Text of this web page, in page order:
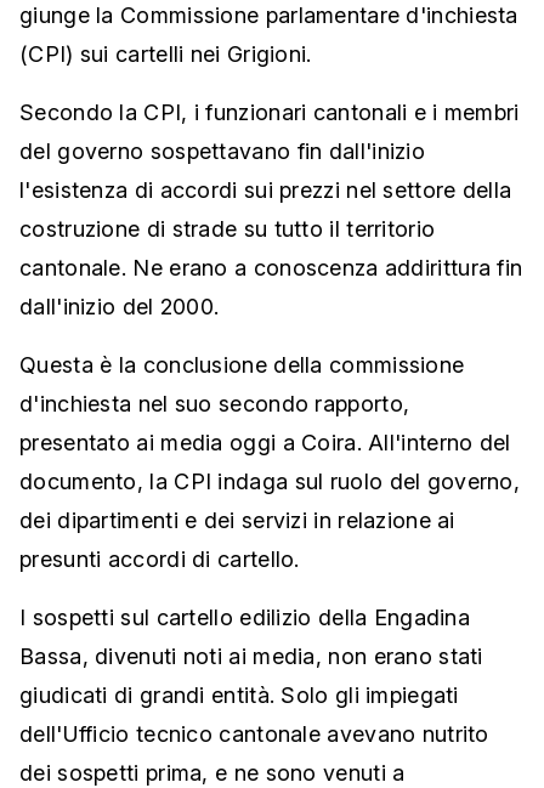
giunge la Commissione parlamentare d'inchiesta
(CPI) sui cartelli nei Grigioni.
Secondo la CPI, i funzionari cantonali e i membri
del governo sospettavano fin dall'inizio
l'esistenza di accordi sui prezzi nel settore della
costruzione di strade su tutto il territorio
cantonale. Ne erano a conoscenza addirittura fin
dall'inizio del 2000.
Questa è la conclusione della commissione
d'inchiesta nel suo secondo rapporto,
presentato ai media oggi a Coira. All'interno del
documento, la CPI indaga sul ruolo del governo,
dei dipartimenti e dei servizi in relazione ai
presunti accordi di cartello.
I sospetti sul cartello edilizio della Engadina
Bassa, divenuti noti ai media, non erano stati
giudicati di grandi entità. Solo gli impiegati
dell'Ufficio tecnico cantonale avevano nutrito
dei sospetti prima, e ne sono venuti a